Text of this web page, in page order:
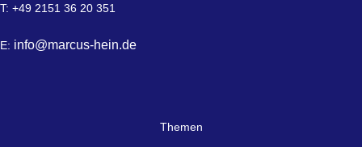
T: +49 2151 36 20 351
E: info@marcus-hein.de
Themen